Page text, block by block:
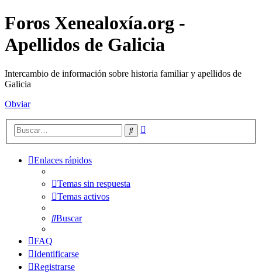
Foros Xenealoxía.org -
Apellidos de Galicia
Intercambio de información sobre historia familiar y apellidos de
Galicia
Obviar
Buscar
Enlaces rápidos
Temas sin respuesta
Temas activos
Buscar
FAQ
Identificarse
Registrarse